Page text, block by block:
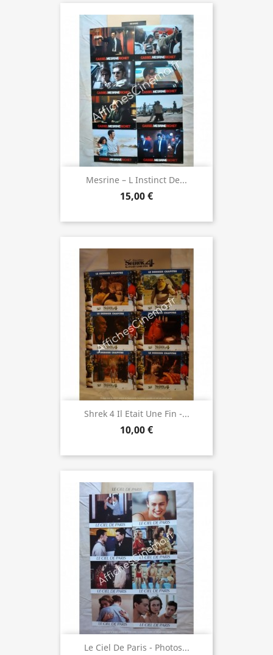
Mesrine – L Instinct De...
15,00 €
Shrek 4 Il Etait Une Fin -...
10,00 €
Le Ciel De Paris - Photos...